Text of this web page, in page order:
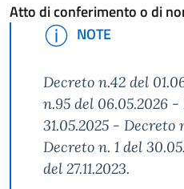
Atto di conferimento o di
NOTE
Decreto n.42 del
n.95 del 06.05.2026
31.05.2025 - Decreto
Decreto n. 1 del
del 27.11.2023.